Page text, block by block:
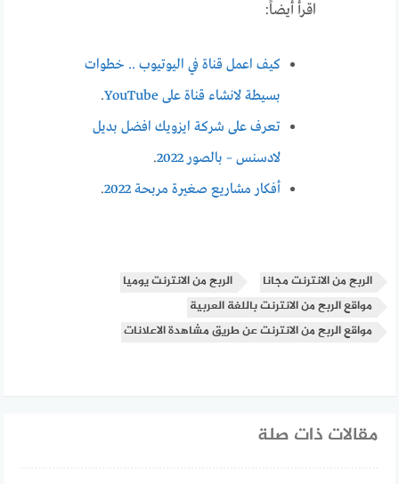
اقرأ أيضاً:
كيف اعمل قناة في اليوتيوب .. خطوات
بسيطة لانشاء قناة على YouTube
.
تعرف على شركة ايزويك افضل بديل
لادسنس – بالصور 2022
.
أفكار مشاريع صغيرة مربحة 2022
.
الربح من الانترنت مجانا
الربح من الانترنت يوميا
مواقع الربح من الانترنت باللغة العربية
مواقع الربح من الانترنت عن طريق مشاهدة الاعلانات
مقالات ذات صلة